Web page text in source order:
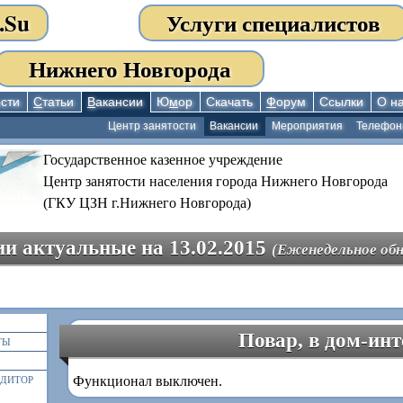
Услуги специалистов
Нижнего Новгорода
Статьи Вакансии Юмор Скачать Форум Ссылки О
Мероприятия
Вакансии
Центр занятости
Государственное казенное учреждение
Центр занятости населения города Нижнего Новгорода
(ГКУ ЦЗН г.Нижнего Новгорода)
актуальные на 13.02.2015 (Еженедельное
Повар, в дом-
Функционал выключен.